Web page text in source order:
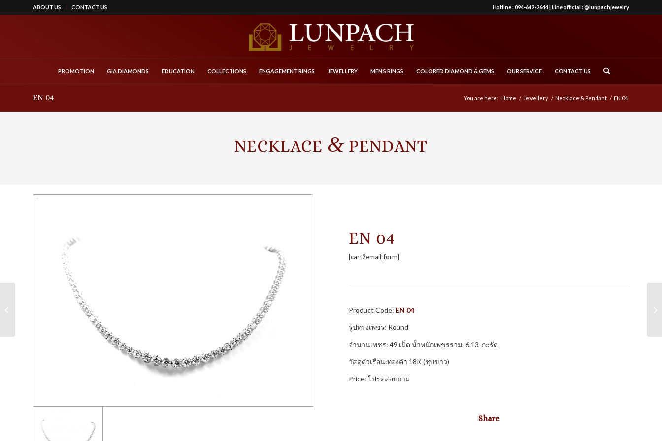
ABOUT US CONTACT US Hotline :094-642-2644| Line official :@lunpachjewelry
PROMOTION GIA DIAMONDS EDUCATION COLLECTIONS ENGAGEMENT RINGS JEWELLERY MEN’S RINGS COLORED DIAMOND & GEMS OUR SERVICE CONTACT US
EN 04 You are here: Home / Jewellery / Necklace & Pendant / EN 04
NECKLACE & PENDANT
EN 04
[cart2email_form]
Product Code: EN 04
รูปทรงเพชร: Round
จำนวนเพชร: 49 เม็ด น้ำหนักเพชรรวม: 6.13 กะรัต
วัสดุตัวเรือน:ทองคำ 18K (ชุบขาว)
Price: โปรดสอบถาม
Share